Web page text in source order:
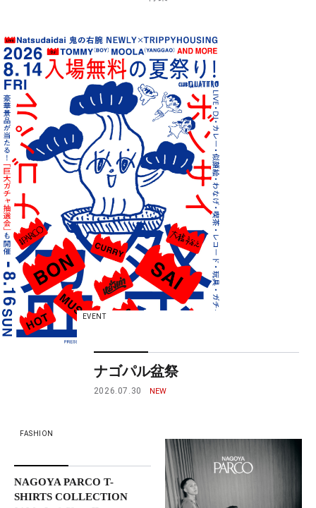
EVENT
ナゴパル盆祭
2026.07.30
FASHION
NAGOYA PARCO T-
SHIRTS COLLECTION